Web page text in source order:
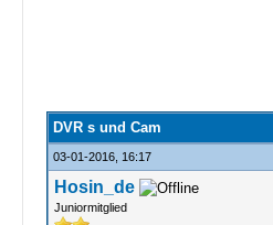
DVR s und Cam
03-01-2016, 16:17
Hosin_de
Juniormitglied